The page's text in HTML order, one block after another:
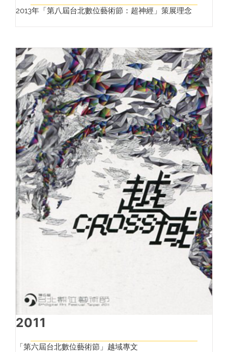
2013年「第八屆台北數位藝術節：超神經」策展理念
2011
「第六屆台北數位藝術節」越域專文